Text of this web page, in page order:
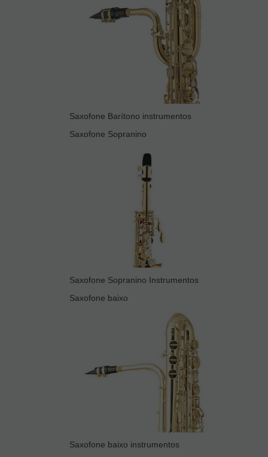
Saxofone Barítono instrumentos
Saxofone Sopranino
Saxofone Sopranino Instrumentos
Saxofone baixo
Saxofone baixo instrumentos